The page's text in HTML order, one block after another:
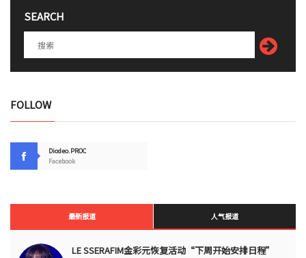
SEARCH
FOLLOW
Diodeo.PROC
Facebook
最新报道 人气报道
LE SSERAFIM金彩元恢复活动“下周开始安排日程”